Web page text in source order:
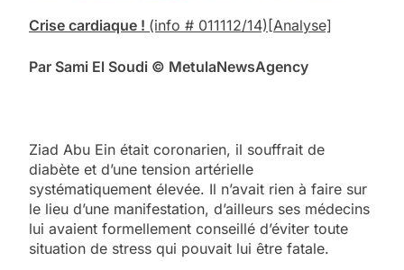
Crise cardiaque ! (info # 011112/14)[Analyse]
Par Sami El Soudi © MetulaNewsAgency
Ziad Abu Ein était coronarien, il souffrait de
diabète et d’une tension artérielle
systématiquement élevée. Il n’avait rien à faire sur
le lieu d’une manifestation, d’ailleurs ses médecins
lui avaient formellement conseillé d’éviter toute
situation de stress qui pouvait lui être fatale.